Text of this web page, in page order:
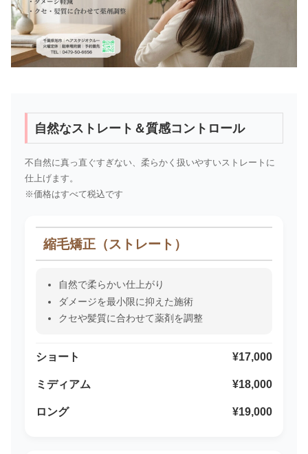
自然なストレート＆質感コントロール
不自然に真っ直ぐすぎない、柔らかく扱いやすいストレートに
仕上げます。
※価格はすべて税込です
縮毛矯正（ストレート）
自然で柔らかい仕上がり
ダメージを最小限に抑えた施術
クセや髪質に合わせて薬剤を調整
ショート ¥17,000
ミディアム ¥18,000
ロング ¥19,000